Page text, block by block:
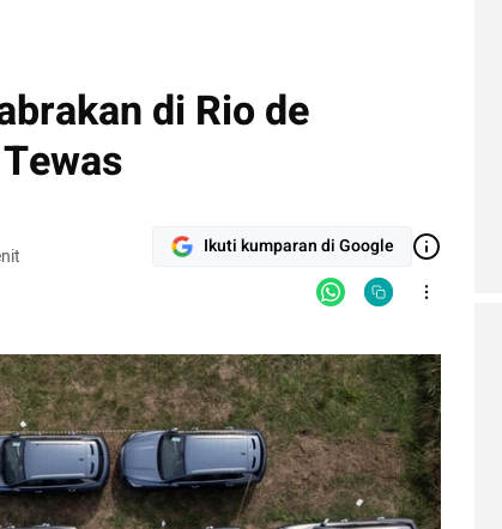
di Rio de
Ikuti kumparan di Google